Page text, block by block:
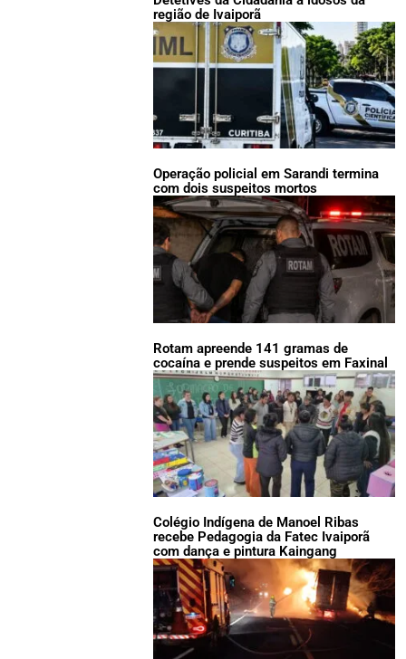
região de Ivaiporã
Operação policial em Sarandi termina
com dois suspeitos mortos
Rotam apreende 141 gramas de
cocaína e prende suspeitos em Faxinal
Colégio Indígena de Manoel Ribas
recebe Pedagogia da Fatec Ivaiporã
com dança e pintura Kaingang